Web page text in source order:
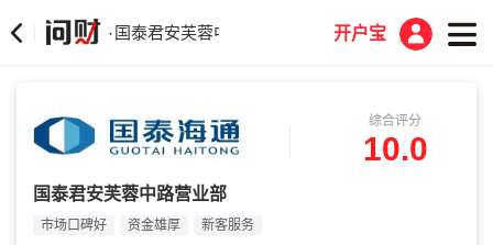
· 国泰君安芙蓉中路营业部 开户宝
综合评分
10.0
国泰君安芙蓉中路营业部
市场口碑好 资金雄厚
新客服务